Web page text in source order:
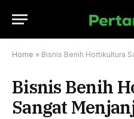
Home » Bisnis Benih Hortikultura
Bisnis Benih
Sangat